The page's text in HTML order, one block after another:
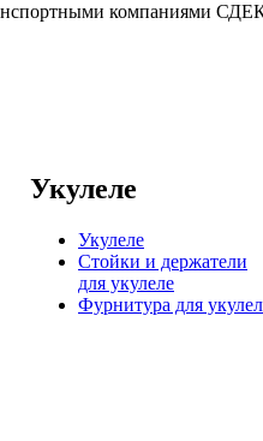
компаниями
Укулеле
Укулеле
Стойки и держатели
для укулеле
Фурнитура для